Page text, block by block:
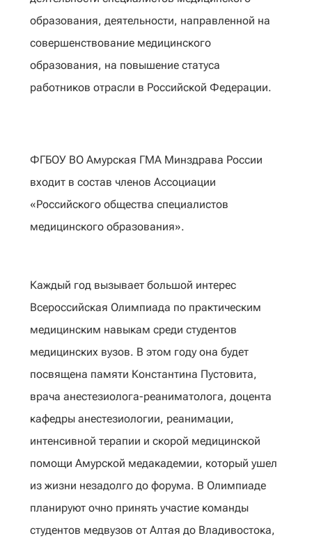
образования, деятельности, направленной на
совершенствование медицинского
образования, на повышение статуса
работников отрасли в Российской Федерации.
ФГБОУ ВО Амурская ГМА Минздрава России
входит в состав членов Ассоциации
«Российского общества специалистов
медицинского образования».
Каждый год вызывает большой интерес
Всероссийская Олимпиада по практическим
медицинским навыкам среди студентов
медицинских вузов. В этом году она будет
посвящена памяти Константина Пустовита,
врача анестезиолога-реаниматолога, доцента
кафедры анестезиологии, реанимации,
интенсивной терапии и скорой медицинской
помощи Амурской медакадемии, который ушел
из жизни незадолго до форума. В Олимпиаде
планируют очно принять участие команды
студентов медвузов от Алтая до Владивостока,